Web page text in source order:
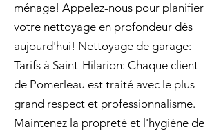
ménage! Appelez-nous pour planifier
votre nettoyage en profondeur dès
aujourd'hui! Nettoyage de garage:
Tarifs à Saint-Hilarion: Chaque client
de Pomerleau est traité avec le plus
grand respect et professionnalisme.
Maintenez la propreté et l'hygiène de